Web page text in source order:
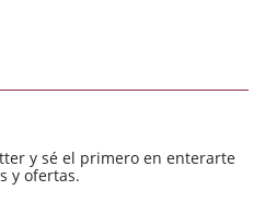
y sé el primero en enterarte
y ofertas.